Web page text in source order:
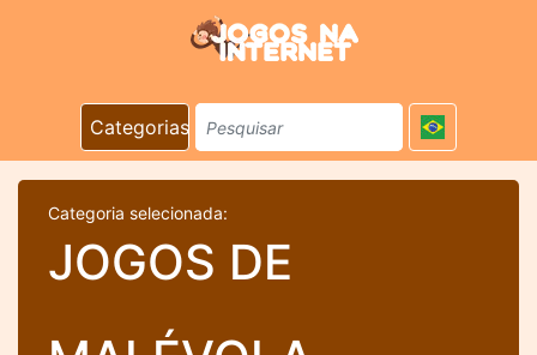
Categorias
Categoria selecionada:
JOGOS DE